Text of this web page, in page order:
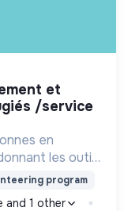
/service
en
les outils
program
and 1 other